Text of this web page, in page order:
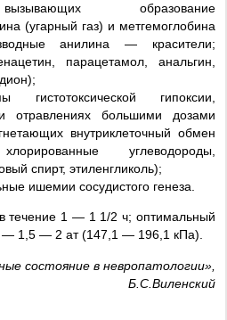
образование
(угарный газ) и метгемоглобина
анилина — красители;
парацетамол, анальгин,
гипоксии,
отравлениях большими дозами
внутриклеточный обмен
углеводороды,
спирт, этиленгликоль);
ишемии сосудистого генеза.
течение 1 — 1 1/2 ч; оптимальный
— 1,5 — 2 ат (147,1 — 196,1 кПа).
состояние в невропатологии»,
Б.С.Виленский